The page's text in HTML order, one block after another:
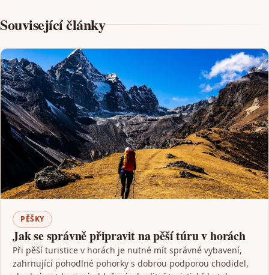
Související články
PĚŠKY
Jak se správně připravit na pěší túru v horách
Při pěší turistice v horách je nutné mít správné vybavení,
zahrnující pohodlné pohorky s dobrou podporou chodidel,